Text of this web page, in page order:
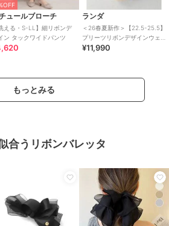
ュールブローチ
洗える・S-LL】細リボンデ
ン タックワイドパンツ
ランダ
＜26春夏新作＞【22.5-25.5】
プリーツリボンデザインウェ
ッジサンダル
¥11,990
もっとみる
合うリボンバレッタ